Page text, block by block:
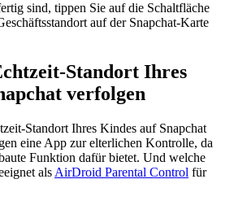
sind, tippen Sie auf die Schaltfläche
auf der Snapchat-Karte
Standort Ihres
verfolgen
Standort Ihres Kindes auf Snapchat
eine App zur elterlichen Kontrolle, da
Funktion dafür bietet. Und welche
als AirDroid Parental Control für